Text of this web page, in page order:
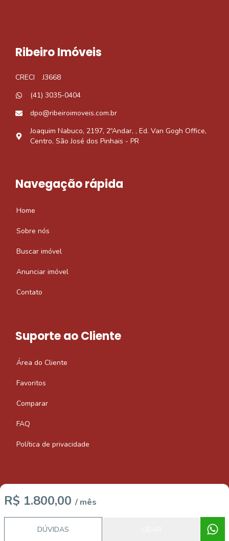
R$ 1.800,00 / mês
DÚVIDAS
Ribeiro Imóveis
CRECI
J3668
(41) 3035-0404
dpo@ribeiroimoveis.com.br
Joaquim Nabuco, 2197, 2ºAndar, , Ed. Van Gogh Office,
Centro, São José dos Pinhais - PR
Navegação rápida
Home
Sobre nós
Buscar imóvel
Anunciar imóvel
Contato
Suporte ao Cliente
Área do Cliente
Favoritos
Comparar
FAQ
Política de privacidade
Imobiliária Certificada:
Selo de Tecnologia Loft